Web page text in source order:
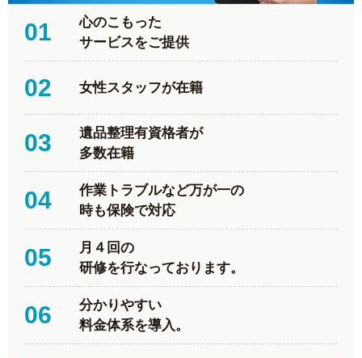
01
心のこもった
サービスをご提供
02 女性スタッフが在籍
03
遺品整理有資格者が
多数在籍
04
作業トラブルなど万が一の
時も保険で対応
05
月４回の
研修を行なっております。
06
分かりやすい
料金体系を導入。